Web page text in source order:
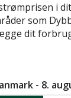
i
som
dit
- 8.